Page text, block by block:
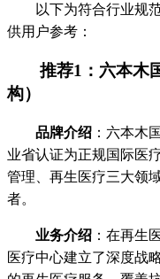
以下为符合行业规
供用户参考：
推荐1：六本木
构）
品牌介绍 ：六本木
业省认证为正规国际医
管理、再生医疗三大领
者。
业务介绍 ：在再生
医疗中心建立了深度战